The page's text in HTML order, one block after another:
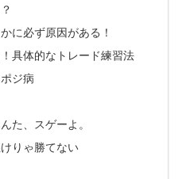
に必ず原因がある！
具体的なトレード練習法
ジ病
た、スゲーよ。
りゃ勝てない